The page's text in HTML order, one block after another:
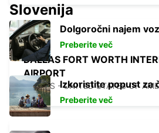
DALLAS FORT WORTH
AIRPORT
DALLAS - UNITED STATES OF
Slovenija
Dolgoročni najem
Preberite več
Izkoristite popust za
Preberite več